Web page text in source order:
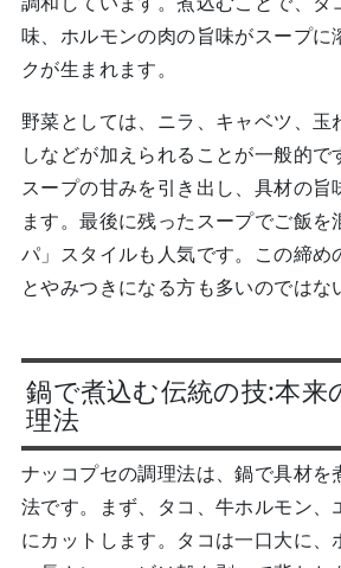
味、ホルモンの肉の旨味がスープに
クが生まれます。
野菜としては、ニラ、キャベツ、玉
しなどが加えられることが一般的
スープの甘みを引き出し、具材の旨
ます。最後に残ったスープでご飯を
パ」スタイルも人気です。この締め
とやみつきになる方も多いのではな
鍋で煮込む伝統の技:本来
理法
ナッコプセの調理法は、鍋で具材を
法です。まず、タコ、牛ホルモン、
にカットします。タコは一口大に、